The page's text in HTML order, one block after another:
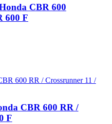
CBR 600
600 F
CBR 600 RR /
F